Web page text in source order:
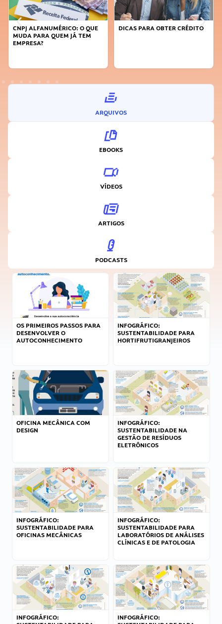
CNPJ ALFANUMÉRICO: O QUE
MUDA PARA QUEM JÁ TEM
EMPRESA?
DICAS PARA OBTER CRÉDITO
ARQUIVOS
EBOOKS
VÍDEOS
ARTIGOS
PODCASTS
OS PRIMEIROS PASSOS PARA
DESENVOLVER O
AUTOCONHECIMENTO
INFOGRÁFICO:
SUSTENTABILIDADE PARA
HORTIFRUTIGRANJEIROS
OFICINA MECÂNICA COM
DESIGN
INFOGRÁFICO:
SUSTENTABILIDADE NA
GESTÃO DE RESÍDUOS
ELETRÔNICOS
INFOGRÁFICO:
SUSTENTABILIDADE PARA
OFICINAS MECÂNICAS
INFOGRÁFICO:
SUSTENTABILIDADE PARA
LABORATÓRIOS DE ANÁLISES
CLÍNICAS E DE PATOLOGIA
INFOGRÁFICO:
INFOGRÁFICO: